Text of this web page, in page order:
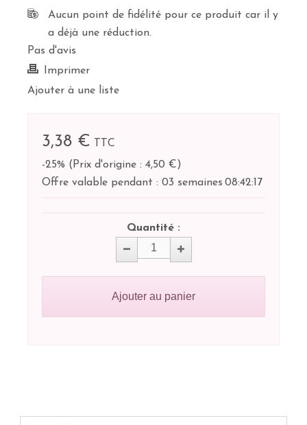
Aucun point de fidélité pour ce produit car il y
a déjà une réduction.
Pas d'avis
Imprimer
Ajouter à une liste
3,38 €
TTC
-25% ( Prix d'origine : 4,50 €)
Offre valable pendant : 03 semaines 08:42:17
Quantité :
Ajouter au panier